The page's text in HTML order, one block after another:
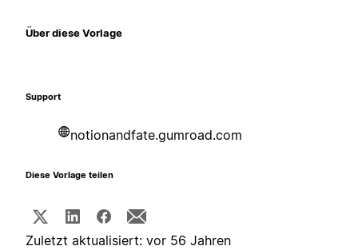
Über diese Vorlage
Support
notionandfate.gumroad.com
Diese Vorlage teilen
Zuletzt aktualisiert: vor 56 Jahren